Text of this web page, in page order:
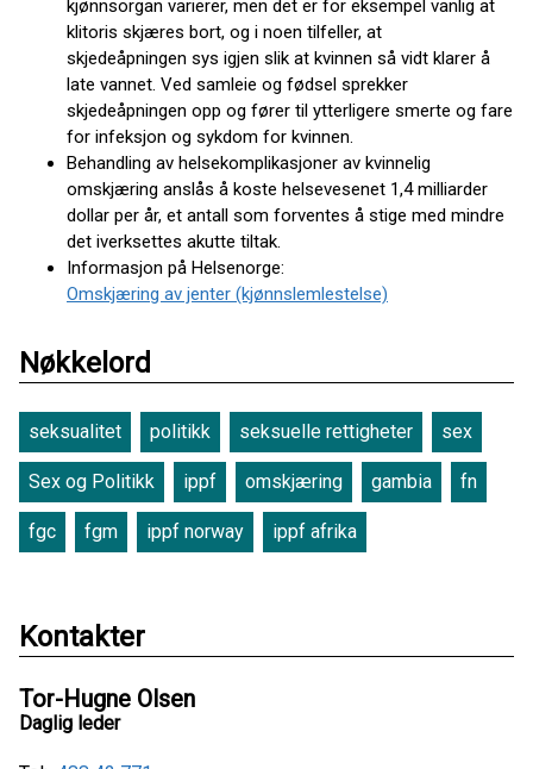
kjønnsorgan varierer, men det er for eksempel vanlig at
klitoris skjæres bort, og i noen tilfeller, at
skjedeåpningen sys igjen slik at kvinnen så vidt klarer å
late vannet. Ved samleie og fødsel sprekker
skjedeåpningen opp og fører til ytterligere smerte og fare
for infeksjon og sykdom for kvinnen.
Behandling av helsekomplikasjoner av kvinnelig
omskjæring anslås å koste helsevesenet 1,4 milliarder
dollar per år, et antall som forventes å stige med mindre
det iverksettes akutte tiltak.
Informasjon på Helsenorge:
Omskjæring av jenter (kjønnslemlestelse)
Nøkkelord
seksualitet politikk seksuelle rettigheter sex
Sex og Politikk ippf omskjæring gambia fn
fgc fgm ippf norway ippf afrika
Kontakter
Tor-Hugne Olsen
Daglig leder